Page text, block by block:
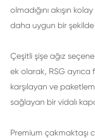
olmadığını akışın
daha uygun bir
Çeşitli şişe ağız
ek olarak, RSG ayrıca
karşılayan ve
sağlayan bir vidalı
Premium çakmaktaşı